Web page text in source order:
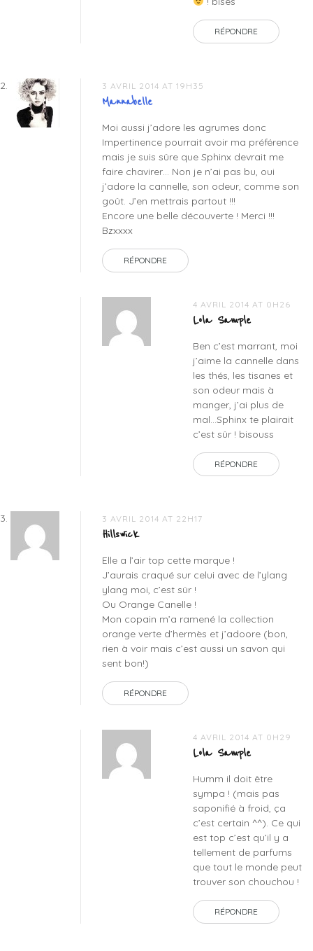
RÉPONDRE
3 AVRIL 2014 AT 19H35
Mannabelle
Moi aussi j’adore les agrumes donc
Impertinence pourrait avoir ma préférence
mais je suis sûre que Sphinx devrait me
faire chavirer… Non je n’ai pas bu, oui
j’adore la cannelle, son odeur, comme son
goût. J’en mettrais partout !!!
Encore une belle découverte ! Merci !!!
Bzxxxx
RÉPONDRE
4 AVRIL 2014 AT 0H26
Lola Sample
Ben c’est marrant, moi
j’aime la cannelle dans
les thés, les tisanes et
son odeur mais à
manger, j’ai plus de
mal…Sphinx te plairait
c’est sûr ! bisouss
RÉPONDRE
3 AVRIL 2014 AT 22H17
Hillswick
Elle a l’air top cette marque !
J’aurais craqué sur celui avec de l’ylang
ylang moi, c’est sûr !
Ou Orange Canelle !
Mon copain m’a ramené la collection
orange verte d’hermès et j’adoore (bon,
rien à voir mais c’est aussi un savon qui
sent bon!)
RÉPONDRE
4 AVRIL 2014 AT 0H29
Lola Sample
Humm il doit être
sympa ! (mais pas
saponifié à froid, ça
c’est certain ^^). Ce qui
est top c’est qu’il y a
tellement de parfums
que tout le monde peut
trouver son chouchou !
RÉPONDRE